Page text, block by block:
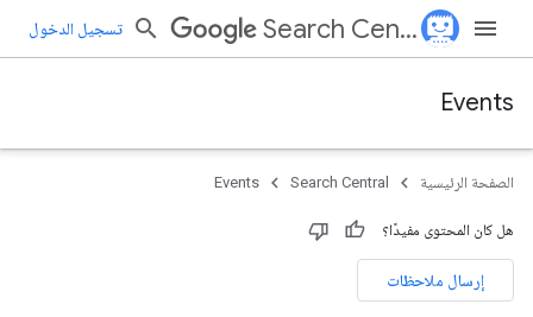
Search Central تسجيل الدخول
Events
الصفحة الرئيسية Search Central
Events
هل كان المحتوى مفيدًا؟
إرسال ملاحظات